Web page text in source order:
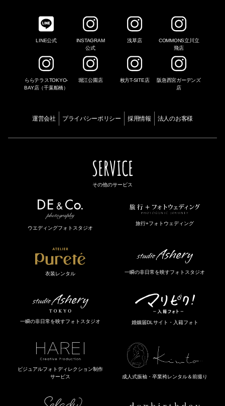
LINE公式
INSTAGRAM
公式
浅草店
COMMONS立川立
飛店
ららテラスTOKYO-
BAY店（千葉船橋）
堀江公園店 枚方T-SITE店
阪急西宮ガーデンズ
店
運営会社 プライバシーポリシー 採用情報 法人のお客様
SERVICE
その他のサービス
ウエディングフォトスタジオ
旅行+フォトウェディング
衣装レンタル 一瞬の非日常を映すフォトスタジオ
一瞬の非日常を映すフォトスタジオ 婚姻届DLサイト・入籍フォト
ビジュアルフォトディレクション制作
サービス
成人式振袖・卒業袴レンタル＆前撮り